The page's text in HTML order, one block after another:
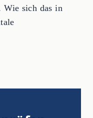
Wie sich das in